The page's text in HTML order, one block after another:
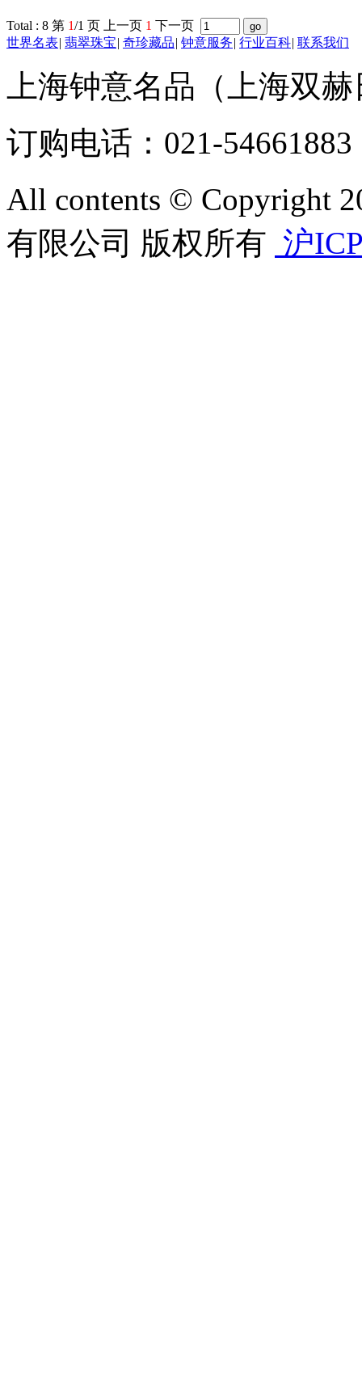
Total : 8 第 1/1 页 上一页 1 下一页
世界名表| 翡翠珠宝| 奇珍藏品| 钟意服务| 行业百科| 联系我们
上海钟意名品（上海双
订购电话：021-
All contents © Copyright
有限公司 版权所有 沪